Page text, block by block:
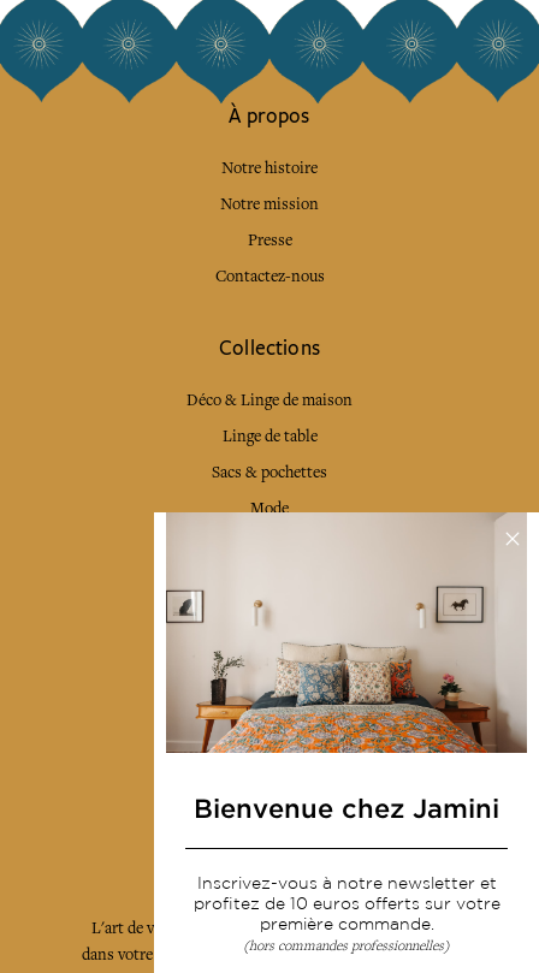
À propos
Notre histoire
Notre mission
Presse
Contactez-nous
Collections
Déco & Linge de maison
Linge de table
Sacs & pochettes
Mode
Livraison & retour
CGV
Devenir revendeur
Notre communauté
L'art de vivre JAMINI raconté avec poésie et élégance
dans votre boîte mail. Inscrivez vous à notre newsletter
Bienvenue chez Jamini
Inscrivez-vous à notre newsletter et
profitez de 10 euros offerts sur votre
première commande.
(hors commandes professionnelles)